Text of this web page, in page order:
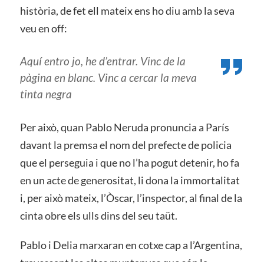
història, de fet ell mateix ens ho diu amb la seva
veu en off:
Aquí entro jo, he d’entrar. Vinc de la
pàgina en blanc. Vinc a cercar la meva
tinta negra
Per això, quan Pablo Neruda pronuncia a París
davant la premsa el nom del prefecte de policia
que el perseguia i que no l’ha pogut detenir, ho fa
en un acte de generositat, li dona la immortalitat
i, per això mateix, l’Òscar, l’inspector, al final de la
cinta obre els ulls dins del seu taüt.
Pablo i Delia marxaran en cotxe cap a l’Argentina,